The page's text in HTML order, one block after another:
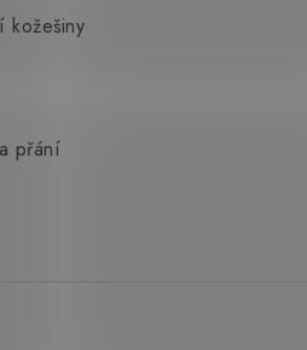
kožešiny
přání